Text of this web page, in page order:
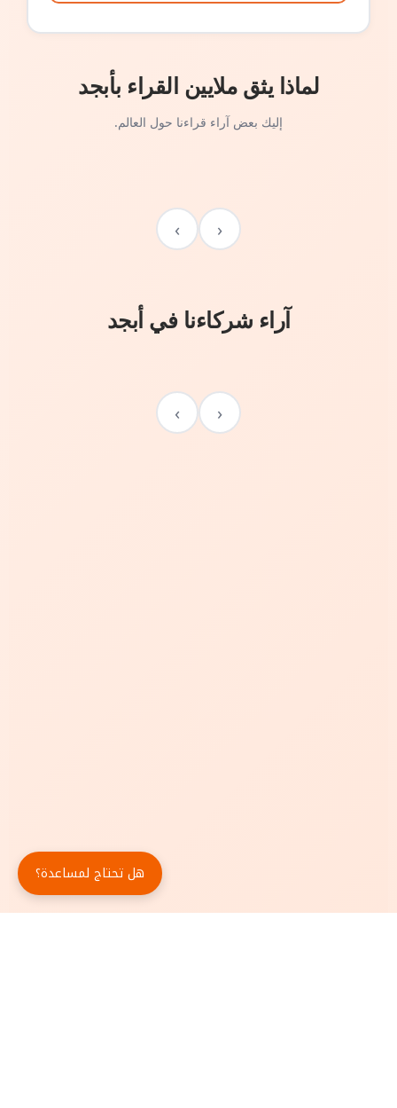
لماذا يثق ملايين القراء بأبجد
إليك بعض آراء قراءنا حول العالم.
‹
›
آراء شركاءنا في أبجد
‹
›
هل تحتاج لمساعدة؟